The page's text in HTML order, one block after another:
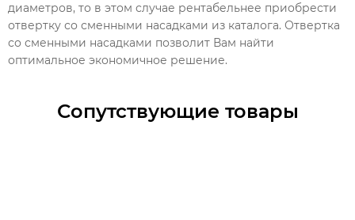
диаметров, то в этом случае рентабельнее приобрести
отвертку со сменными насадками из каталога. Отвертка
со сменными насадками позволит Вам найти
оптимальное экономичное решение.
Сопутствующие товары